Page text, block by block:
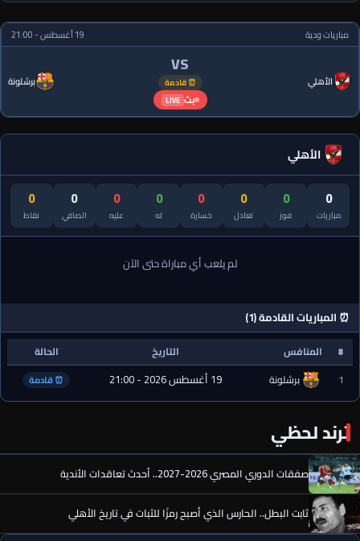
مباريات ودية 19 أغسطس - 21:00
الأهلي
VS
⏰ قادمة
بث LIVE
برشلونة
الأهلي
0
مباريات
0
فوز
0
تعادل
0
خسارة
0
له
0
عليه
0
الصافي
0
نقاط
لم يلعب أي مباراة حتى الآن
⏰ المباريات القادمة (1)
# المنافس التاريخ
الحالة
1
برشلونة 19 أغسطس 2026 - 21:00 ⏰ قادمة
ترند لحظي
صفقات الدوري المصري 2026-2027.. أحدث تعاقدات الأندية
ثابت البطل.. الحارس الذي أصبح رمزًا للثبات في تاريخ الأهلي